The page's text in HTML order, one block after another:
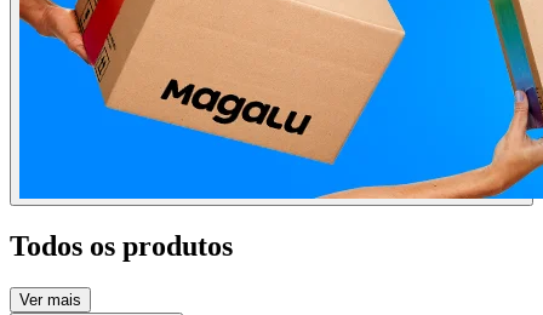
Todos os produtos
Ver mais